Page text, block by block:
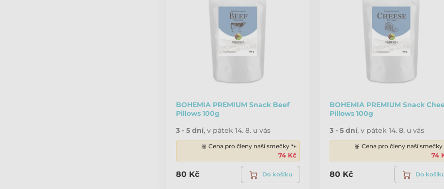
BOHEMIA PREMIUM Snack Beef
Pillows 100g
3 - 5 dní, v pátek 14. 8. u vás
🎀 Cena pro členy naší smečky 🐾
74 Kč
80 Kč Do košíku
BOHEMIA PREMIUM Snack
Pillows 100g
3 - 5 dní, v pátek 14. 8. u vás
🎀 Cena pro členy naší smečky
74
80 Kč Do